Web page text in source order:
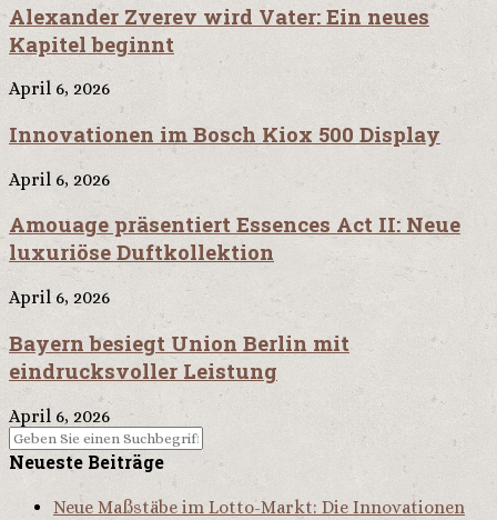
Alexander Zverev wird Vater: Ein neues
Kapitel beginnt
April 6, 2026
Innovationen im Bosch Kiox 500 Display
April 6, 2026
Amouage präsentiert Essences Act II: Neue
luxuriöse Duftkollektion
April 6, 2026
Bayern besiegt Union Berlin mit
eindrucksvoller Leistung
April 6, 2026
Neueste Beiträge
Neue Maßstäbe im Lotto-Markt: Die Innovationen